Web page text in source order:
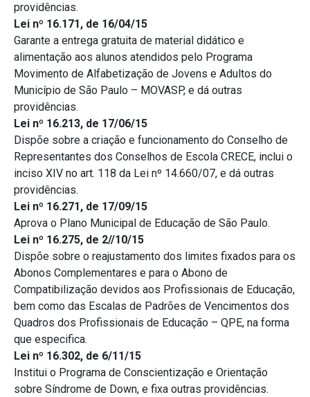
providências.
Lei nº 16.171, de 16/04/15
Garante a entrega gratuita de material didático e
alimentação aos alunos atendidos pelo Programa
Movimento de Alfabetização de Jovens e Adultos do
Município de São Paulo – MOVASP, e dá outras
providências.
Lei nº 16.213, de 17/06/15
Dispõe sobre a criação e funcionamento do Conselho de
Representantes dos Conselhos de Escola CRECE, inclui o
inciso XIV no art. 118 da Lei nº 14.660/07, e dá outras
providências.
Lei nº 16.271, de 17/09/15
Aprova o Plano Municipal de Educação de São Paulo.
Lei nº 16.275, de 2//10/15
Dispõe sobre o reajustamento dos limites fixados para os
Abonos Complementares e para o Abono de
Compatibilização devidos aos Profissionais de Educação,
bem como das Escalas de Padrões de Vencimentos dos
Quadros dos Profissionais de Educação – QPE, na forma
que especifica.
Lei nº 16.302, de 6/11/15
Institui o Programa de Conscientização e Orientação
sobre Síndrome de Down, e fixa outras providências.